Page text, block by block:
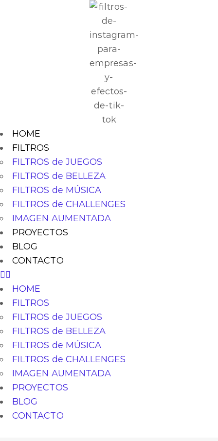
HOME
FILTROS
FILTROS de JUEGOS
FILTROS de BELLEZA
FILTROS de MÚSICA
FILTROS de CHALLENGES
IMAGEN AUMENTADA
PROYECTOS
BLOG
CONTACTO
HOME
FILTROS
FILTROS de JUEGOS
FILTROS de BELLEZA
FILTROS de MÚSICA
FILTROS de CHALLENGES
IMAGEN AUMENTADA
PROYECTOS
BLOG
CONTACTO